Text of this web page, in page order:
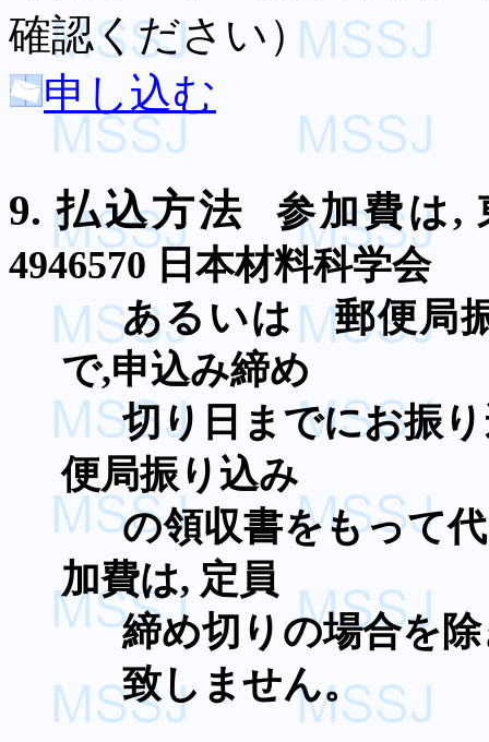
確認ください）
申し込む
9.払込方法 参加費は,
4946570 日本材料科学会
あるいは 郵便局
で,申込み締め
切り日までにお振
便局振り込み
の領収書をもって
加費は, 定員
締め切りの場合を
致しません。